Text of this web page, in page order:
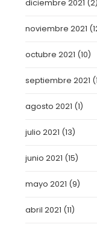
diciembre 2021 (2)
noviembre 2021
octubre 2021 (10)
septiembre 2021
agosto 2021 (1)
julio 2021 (13)
junio 2021 (15)
mayo 2021 (9)
abril 2021 (11)